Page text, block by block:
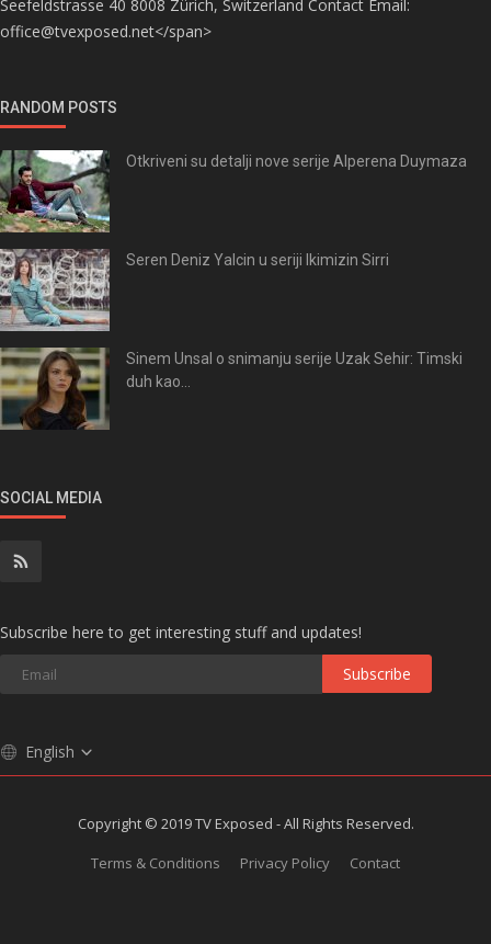
Seefeldstrasse 40 8008 Zürich, Switzerland Contact Email:
office@tvexposed.net</span>
RANDOM POSTS
Otkriveni su detalji nove serije Alperena Duymaza
Seren Deniz Yalcin u seriji Ikimizin Sirri
Sinem Unsal o snimanju serije Uzak Sehir: Timski
duh kao...
SOCIAL MEDIA
Subscribe here to get interesting stuff and updates!
Subscribe
English
Copyright © 2019 TV Exposed - All Rights Reserved.
Terms & Conditions
Privacy Policy Contact